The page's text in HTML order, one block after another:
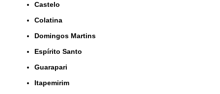
Castelo
Colatina
Domingos Martins
Espírito Santo
Guarapari
Itapemirim